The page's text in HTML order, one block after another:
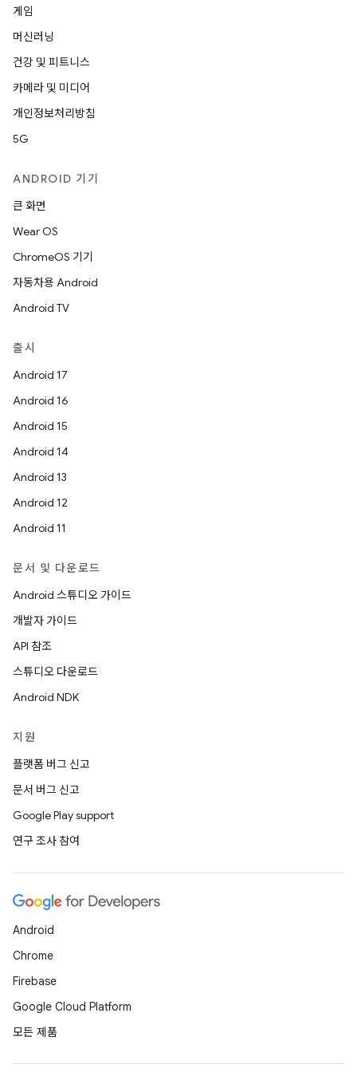
게임
머신러닝
건강 및 피트니스
카메라 및 미디어
개인정보처리방침
5G
ANDROID 기기
큰 화면
Wear OS
ChromeOS 기기
자동차용 Android
Android TV
출시
Android 17
Android 16
Android 15
Android 14
Android 13
Android 12
Android 11
문서 및 다운로드
Android 스튜디오 가이드
개발자 가이드
API 참조
스튜디오 다운로드
Android NDK
지원
플랫폼 버그 신고
문서 버그 신고
Google Play support
연구 조사 참여
Android
Chrome
Firebase
Google Cloud Platform
모든 제품